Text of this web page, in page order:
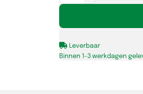
LEDspot
Value
35W
GU10
Leverbaar
Binnen 1-3 werkdagen